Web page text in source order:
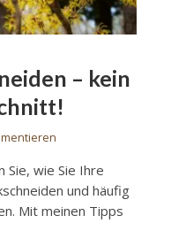
– kein
Sie, wie Sie Ihre
und häufig
Mit meinen Tipps